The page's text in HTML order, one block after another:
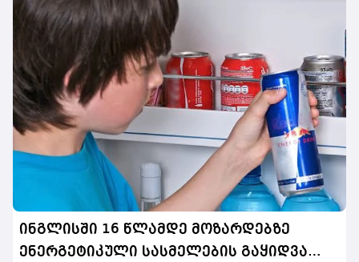
ინგლისში 16 წლამდე მოზარდებზე
ენერგეტიკული სასმელების გაყიდვა